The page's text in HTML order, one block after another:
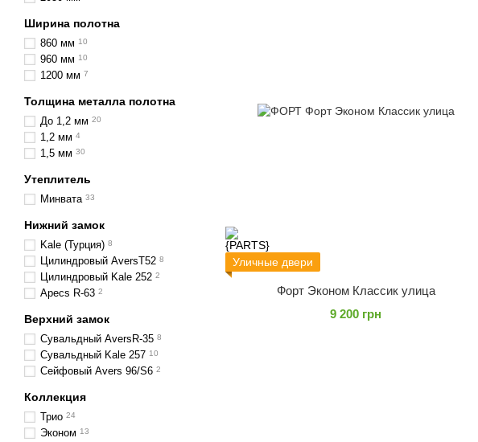
Уличные двери
Форт Эконом Классик улица
9 200 грн
Ширина полотна
860 мм 10
960 мм 10
1200 мм 7
Толщина металла полотна
До 1,2 мм 20
1,2 мм 4
1,5 мм 30
Утеплитель
Минвата 33
Нижний замок
Kale (Турция) 8
Цилиндровый AversT52 8
Цилиндровый Kale 252 2
Apecs R-63 2
Верхний замок
Сувальдный AversR-35 8
Сувальдный Kale 257 10
Сейфовый Аvers 96/S6 2
Коллекция
Трио 24
Эконом 13